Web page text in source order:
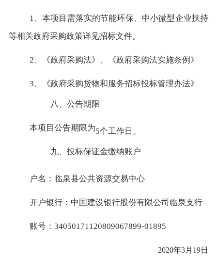
1、本项目需落实的节能环保、中小微型企业扶持
等相关政府采购政策详见招标文件。
2、《政府采购法》、《政府采购法实施条例》
3、《政府采购货物和服务招标投标管理办法》
八、公告期限
本项目公告期限为5个工作日。
九、投标保证金缴纳账户
户名：临泉县公共资源交易中心
开户银行：中国建设银行股份有限公司临泉支行
账号：34050171120809067899-01895
2020年3月19日